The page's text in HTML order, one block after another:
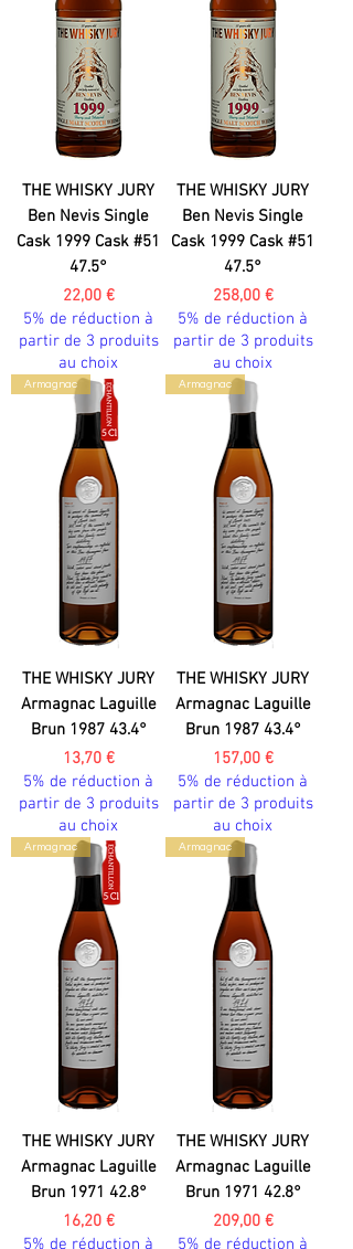
THE WHISKY JURY
Ben Nevis Single
Cask 1999 Cask #51
47.5°
Prix
22,00 €
5% de réduction à
partir de 3 produits
au choix
THE WHISKY JURY
Ben Nevis Single
Cask 1999 Cask #51
47.5°
Prix
258,00 €
5% de réduction à
partir de 3 produits
au choix
Armagnac
THE WHISKY JURY
Armagnac Laguille
Brun 1987 43.4°
Prix
13,70 €
5% de réduction à
partir de 3 produits
au choix
Armagnac
THE WHISKY JURY
Armagnac Laguille
Brun 1987 43.4°
Prix
157,00 €
5% de réduction à
partir de 3 produits
au choix
Armagnac
THE WHISKY JURY
Armagnac Laguille
Brun 1971 42.8°
Prix
16,20 €
5% de réduction à
Armagnac
THE WHISKY JURY
Armagnac Laguille
Brun 1971 42.8°
Prix
209,00 €
5% de réduction à